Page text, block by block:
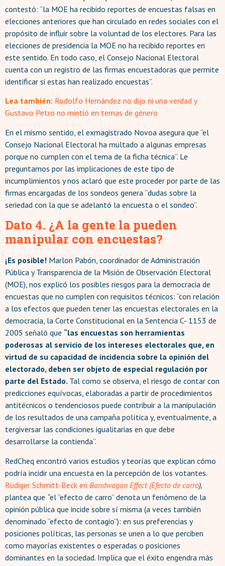
contestó: “la MOE ha recibido reportes de encuestas falsas en
elecciones anteriores que han circulado en redes sociales con el
propósito de influir sobre la voluntad de los electores. Para las
elecciones de presidencia la MOE no ha recibido reportes en
este sentido. En todo caso, el Consejo Nacional Electoral
cuenta con un registro de las firmas encuestadoras que permite
identificar si estas han realizado encuestas”.
Lea también: Rodolfo Hernández no dijo ni una verdad y
Gustavo Petro no mintió en temas de género
En el mismo sentido, el exmagistrado Novoa asegura que “el
Consejo Nacional Electoral ha multado a algunas empresas
porque no cumplen con el tema de la ficha técnica”. Le
preguntamos por las implicaciones de este tipo de
incumplimientos y nos aclaró que este proceder por parte de las
firmas encargadas de los sondeos genera “dudas sobre la
seriedad con la que se adelantó la encuesta o el sondeo”.
Dato 4. ¿A la gente la pueden
manipular con encuestas?
¡Es posible! Marlon Pabón, coordinador de Administración
Pública y Transparencia de la Misión de Observación Electoral
(MOE), nos explicó los posibles riesgos para la democracia de
encuestas que no cumplen con requisitos técnicos: “con relación
a los efectos que pueden tener las encuestas electorales en la
democracia, la Corte Constitucional en la Sentencia C- 1153 de
2005 señaló que “las encuestas son herramientas
poderosas al servicio de los intereses electorales que, en
virtud de su capacidad de incidencia sobre la opinión del
electorado, deben ser objeto de especial regulación por
parte del Estado. Tal como se observa, el riesgo de contar con
predicciones equívocas, elaboradas a partir de procedimientos
antitécnicos o tendenciosos puede contribuir a la manipulación
de los resultados de una campaña política y, eventualmente, a
tergiversar las condiciones igualitarias en que debe
desarrollarse la contienda”.
RedCheq encontró varios estudios y teorías que explican cómo
podría incidir una encuesta en la percepción de los votantes.
Rüdiger Schmitt-Beck en Bandwagon Effect (Efecto de carro),
plantea que “el “efecto de carro” denota un fenómeno de la
opinión pública que incide sobre sí misma (a veces también
denominado “efecto de contagio”): en sus preferencias y
posiciones políticas, las personas se unen a lo que perciben
como mayorías existentes o esperadas o posiciones
dominantes en la sociedad. Implica que el éxito engendra más